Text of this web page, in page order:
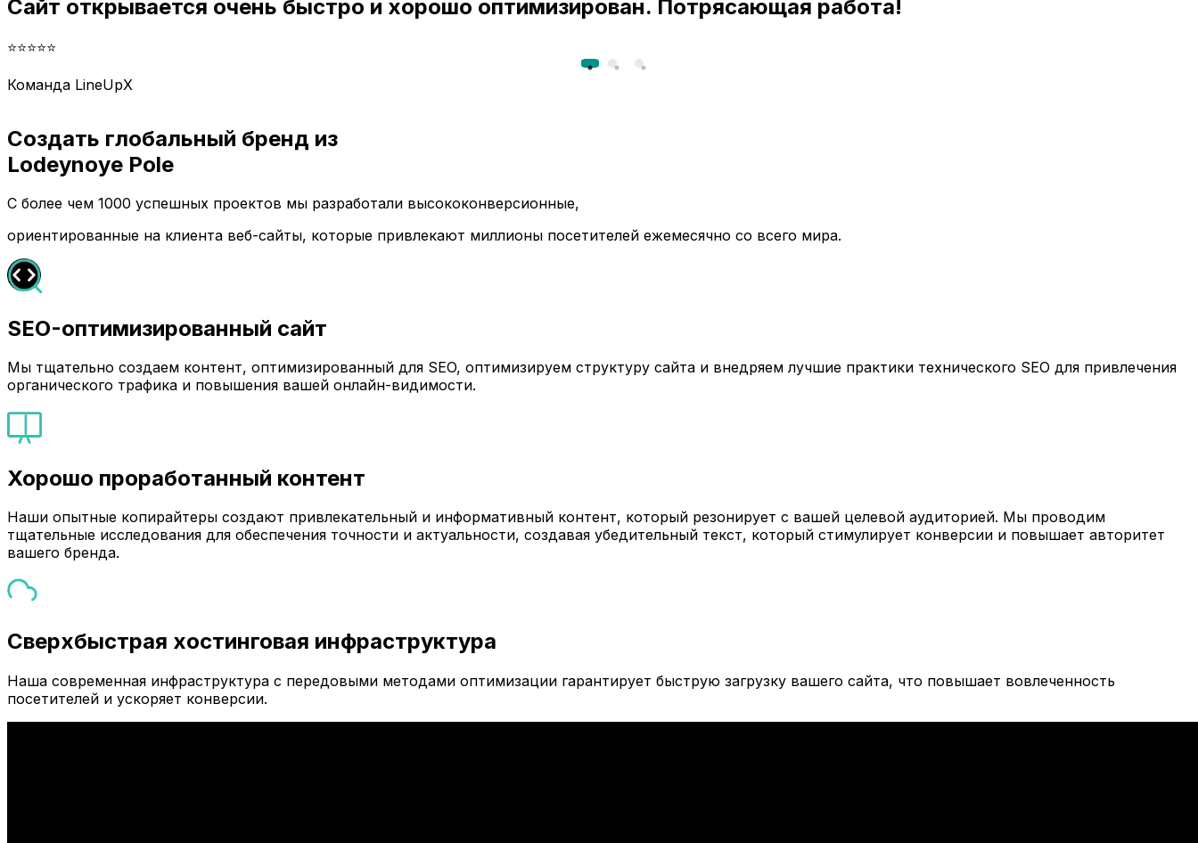
Сайт открывается очень быстро и хорошо оптимизирован. Потрясающая работа!
⭐⭐⭐⭐⭐
Команда LineUpX
Создать глобальный бренд из
Lodeynoye Pole
С более чем 1000 успешных проектов мы разработали высококонверсионные,
ориентированные на клиента веб-сайты, которые привлекают миллионы посетителей ежемесячно со всего мира.
SEO-оптимизированный сайт
Мы тщательно создаем контент, оптимизированный для SEO, оптимизируем структуру сайта и внедряем лучшие практики технического SEO для привлечения
органического трафика и повышения вашей онлайн-видимости.
Хорошо проработанный контент
Наши опытные копирайтеры создают привлекательный и информативный контент, который резонирует с вашей целевой аудиторией. Мы проводим
тщательные исследования для обеспечения точности и актуальности, создавая убедительный текст, который стимулирует конверсии и повышает авторитет
вашего бренда.
Сверхбыстрая хостинговая инфраструктура
Наша современная инфраструктура с передовыми методами оптимизации гарантирует быструю загрузку вашего сайта, что повышает вовлеченность
посетителей и ускоряет конверсии.